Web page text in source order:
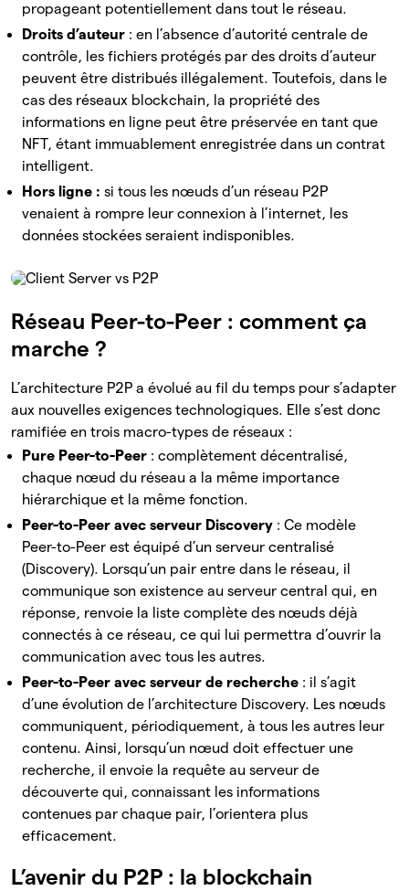
propageant potentiellement dans tout le réseau.
Droits d’auteur : en l’absence d’autorité centrale de
contrôle, les fichiers protégés par des droits d’auteur
peuvent être distribués illégalement. Toutefois, dans le
cas des réseaux blockchain, la propriété des
informations en ligne peut être préservée en tant que
NFT, étant immuablement enregistrée dans un contrat
intelligent.
Hors ligne : si tous les nœuds d’un réseau P2P
venaient à rompre leur connexion à l’internet, les
données stockées seraient indisponibles.
Réseau Peer-to-Peer : comment ça
marche ?
L’architecture P2P a évolué au fil du temps pour s’adapter
aux nouvelles exigences technologiques. Elle s’est donc
ramifiée en trois macro-types de réseaux :
Pure Peer-to-Peer : complètement décentralisé,
chaque nœud du réseau a la même importance
hiérarchique et la même fonction.
Peer-to-Peer avec serveur Discovery : Ce modèle
Peer-to-Peer est équipé d’un serveur centralisé
(Discovery). Lorsqu’un pair entre dans le réseau, il
communique son existence au serveur central qui, en
réponse, renvoie la liste complète des nœuds déjà
connectés à ce réseau, ce qui lui permettra d’ouvrir la
communication avec tous les autres.
Peer-to-Peer avec serveur de recherche : il s’agit
d’une évolution de l’architecture Discovery. Les nœuds
communiquent, périodiquement, à tous les autres leur
contenu. Ainsi, lorsqu’un nœud doit effectuer une
recherche, il envoie la requête au serveur de
découverte qui, connaissant les informations
contenues par chaque pair, l’orientera plus
efficacement.
L’avenir du P2P : la blockchain